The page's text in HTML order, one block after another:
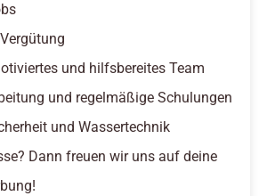
und hilfsbereites Team
und regelmäßige Schulungen
und Wassertechnik
Dann freuen wir uns auf deine